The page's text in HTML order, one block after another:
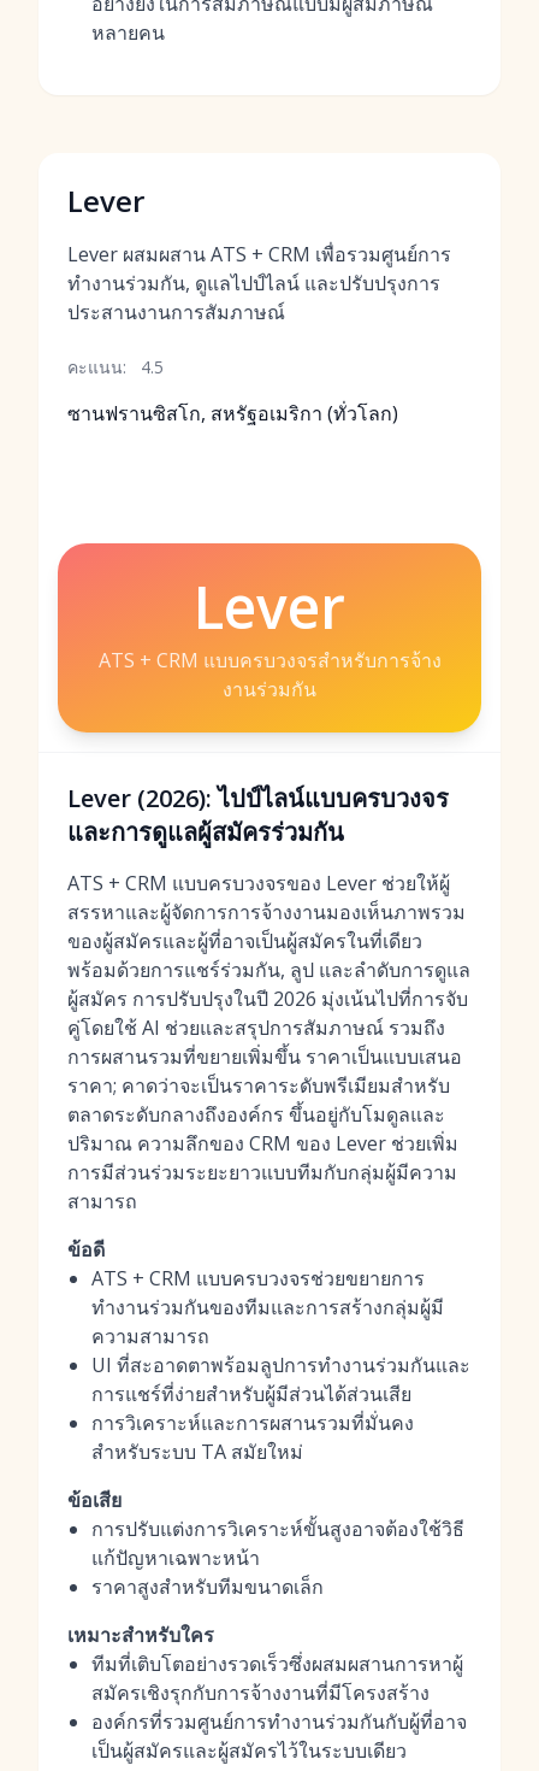
หลายคน
Lever
Lever ผสมผสาน ATS + CRM เพื่อรวมศูนย์การ
ทำงานร่วมกัน, ดูแลไปป์ไลน์ และปรับปรุงการ
ประสานงานการสัมภาษณ์
คะแนน: 4.5
ซานฟรานซิสโก, สหรัฐอเมริกา (ทั่วโลก)
Lever
ATS + CRM แบบครบวงจรสำหรับการจ้าง
งานร่วมกัน
Lever (2026): ไปป์ไลน์แบบครบวงจร
และการดูแลผู้สมัครร่วมกัน
ATS + CRM แบบครบวงจรของ Lever ช่วยให้ผู้
สรรหาและผู้จัดการการจ้างงานมองเห็นภาพรวม
ของผู้สมัครและผู้ที่อาจเป็นผู้สมัครในที่เดียว
พร้อมด้วยการแชร์ร่วมกัน, ลูป และลำดับการดูแล
ผู้สมัคร การปรับปรุงในปี 2026 มุ่งเน้นไปที่การจับ
คู่โดยใช้ AI ช่วยและสรุปการสัมภาษณ์ รวมถึง
การผสานรวมที่ขยายเพิ่มขึ้น ราคาเป็นแบบเสนอ
ราคา; คาดว่าจะเป็นราคาระดับพรีเมียมสำหรับ
ตลาดระดับกลางถึงองค์กร ขึ้นอยู่กับโมดูลและ
ปริมาณ ความลึกของ CRM ของ Lever ช่วยเพิ่ม
การมีส่วนร่วมระยะยาวแบบทีมกับกลุ่มผู้มีความ
สามารถ
ข้อดี
ATS + CRM แบบครบวงจรช่วยขยายการ
ทำงานร่วมกันของทีมและการสร้างกลุ่มผู้มี
ความสามารถ
UI ที่สะอาดตาพร้อมลูปการทำงานร่วมกันและ
การแชร์ที่ง่ายสำหรับผู้มีส่วนได้ส่วนเสีย
การวิเคราะห์และการผสานรวมที่มั่นคง
สำหรับระบบ TA สมัยใหม่
ข้อเสีย
การปรับแต่งการวิเคราะห์ขั้นสูงอาจต้องใช้วิธี
แก้ปัญหาเฉพาะหน้า
ราคาสูงสำหรับทีมขนาดเล็ก
เหมาะสำหรับใคร
ทีมที่เติบโตอย่างรวดเร็วซึ่งผสมผสานการหาผู้
สมัครเชิงรุกกับการจ้างงานที่มีโครงสร้าง
องค์กรที่รวมศูนย์การทำงานร่วมกันกับผู้ที่อาจ
เป็นผู้สมัครและผู้สมัครไว้ในระบบเดียว